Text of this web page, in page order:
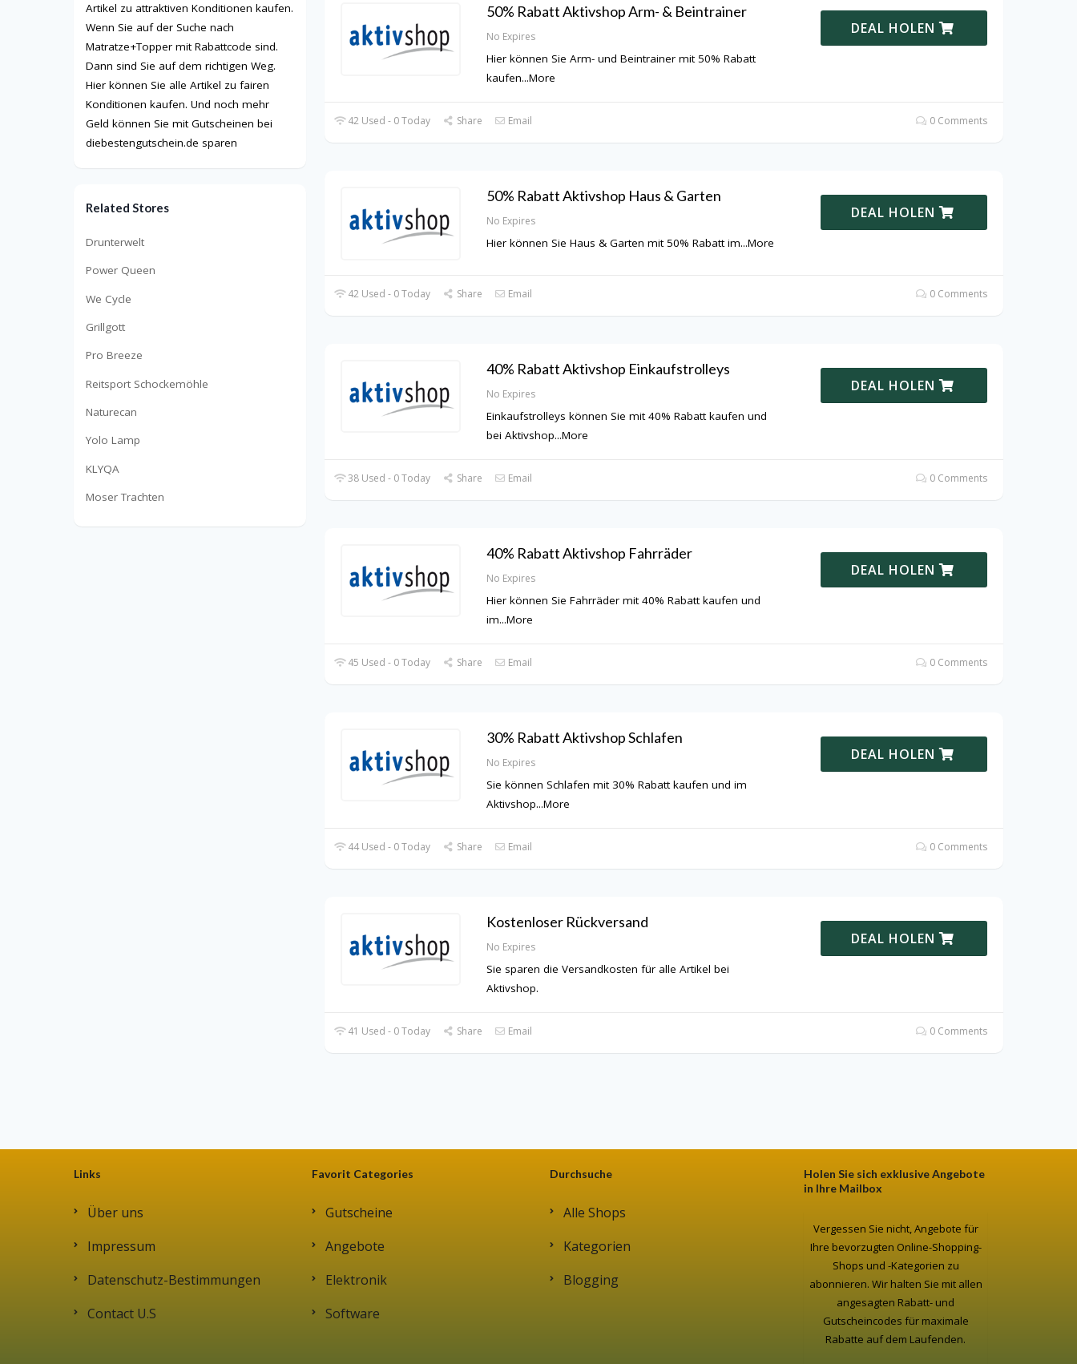
50% Rabatt Aktivshop Arm- & Beintrainer
No Expires
Hier können Sie Arm- und Beintrainer mit 50% Rabatt
kaufen...More
DEAL HOLEN
42 Used - 0 Today Share Email 0 Comments
50% Rabatt Aktivshop Haus & Garten
No Expires
Hier können Sie Haus & Garten mit 50% Rabatt im...More
DEAL HOLEN
42 Used - 0 Today Share Email 0 Comments
40% Rabatt Aktivshop Einkaufstrolleys
No Expires
Einkaufstrolleys können Sie mit 40% Rabatt kaufen und
bei Aktivshop...More
DEAL HOLEN
38 Used - 0 Today Share Email 0 Comments
40% Rabatt Aktivshop Fahrräder
No Expires
Hier können Sie Fahrräder mit 40% Rabatt kaufen und
im...More
DEAL HOLEN
45 Used - 0 Today Share Email 0 Comments
30% Rabatt Aktivshop Schlafen
No Expires
Sie können Schlafen mit 30% Rabatt kaufen und im
Aktivshop...More
DEAL HOLEN
44 Used - 0 Today Share Email 0 Comments
Kostenloser Rückversand
No Expires
Sie sparen die Versandkosten für alle Artikel bei
Aktivshop.
DEAL HOLEN
41 Used - 0 Today Share Email 0 Comments
Artikel zu attraktiven Konditionen kaufen.
Wenn Sie auf der Suche nach
Matratze+Topper mit Rabattcode sind.
Dann sind Sie auf dem richtigen Weg.
Hier können Sie alle Artikel zu fairen
Konditionen kaufen. Und noch mehr
Geld können Sie mit Gutscheinen bei
diebestengutschein.de sparen
Related Stores
Drunterwelt
Power Queen
We Cycle
Grillgott
Pro Breeze
Reitsport Schockemöhle
Naturecan
Yolo Lamp
KLYQA
Moser Trachten
Links
Über uns
Impressum
Datenschutz-Bestimmungen
Contact U.S
Favorit Categories
Gutscheine
Angebote
Elektronik
Software
Durchsuche
Alle Shops
Kategorien
Blogging
Holen Sie sich exklusive Angebote
in Ihre Mailbox
Vergessen Sie nicht, Angebote für
Ihre bevorzugten Online-Shopping-
Shops und -Kategorien zu
abonnieren. Wir halten Sie mit allen
angesagten Rabatt- und
Gutscheincodes für maximale
Rabatte auf dem Laufenden.